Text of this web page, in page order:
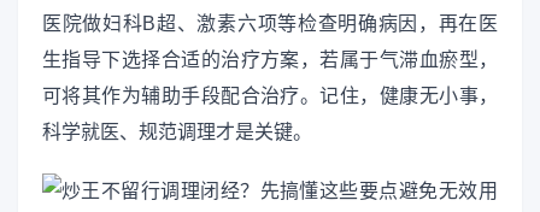
医院做妇科B超、激素六项等检查明确病因，再在医
生指导下选择合适的治疗方案，若属于气滞血瘀型，
可将其作为辅助手段配合治疗。记住，健康无小事，
科学就医、规范调理才是关键。